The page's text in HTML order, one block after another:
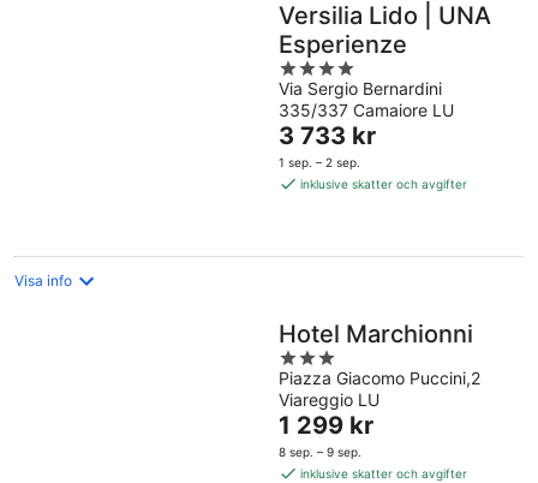
Versilia Lido | UNA
Esperienze
4
out
of
5
Via Sergio Bernardini
335/337 Camaiore LU
Priset
är
3 733 kr
3 733 kr
1 sep. – 2 sep.
inklusive skatter och avgifter
Visa info
Hotel Marchionni
3
out
of
5
Piazza Giacomo Puccini,2
Viareggio LU
Priset
är
1 299 kr
1 299 kr
8 sep. – 9 sep.
inklusive skatter och avgifter